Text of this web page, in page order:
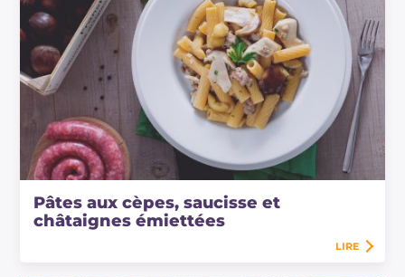
Pâtes aux cèpes, saucisse et
châtaignes émiettées
LIRE